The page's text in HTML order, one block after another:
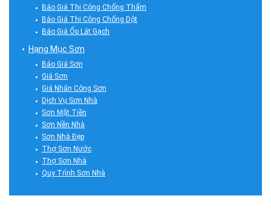
Báo Giá Thi Công Chống Thấm
Báo Giá Thi Công Chống Dột
Báo Giá Ốp Lát Gạch
Hạng Mục Sơn
Báo Giá Sơn
Giá Sơn
Giá Nhân Công Sơn
Dịch Vụ Sơn Nhà
Sơn Mặt Tiền
Sơn Nền Nhà
Sơn Nhà Đẹp
Thợ Sơn Nước
Thợ Sơn Nhà
Quy Trình Sơn Nhà